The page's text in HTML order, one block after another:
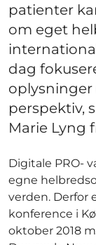
patienter
om eget
dag
oplysninger
perspektiv,
Marie Lyng
Digitale PRO-
egne
verden. Derfor
konference i
oktober 2018